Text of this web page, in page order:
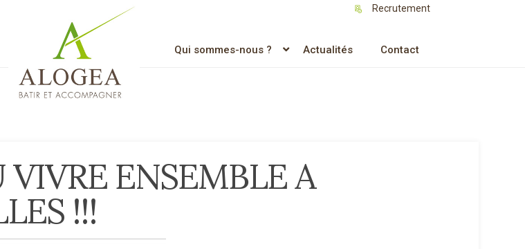
Recrutement
Lien vers l’accueil Qui sommes-nous ? Actualités Contact
VIVRE ENSEMBLE A
!!!